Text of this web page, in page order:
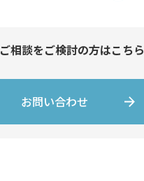
ご相談をご検討の方はこちら
お問い合わせ